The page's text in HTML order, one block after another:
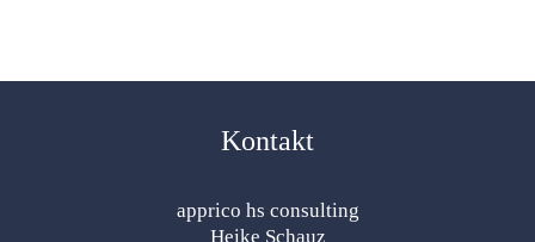
Kontakt
apprico hs consulting
Heike Schauz